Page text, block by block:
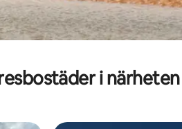
i närheten